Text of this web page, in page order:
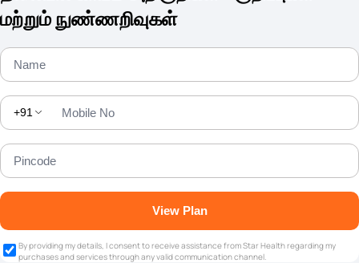
மற்றும் நுண்ணறிவுகள்
+91
View Plan
By providing my details, I consent to receive assistance from Star Health regarding my
purchases and services through any valid communication channel.